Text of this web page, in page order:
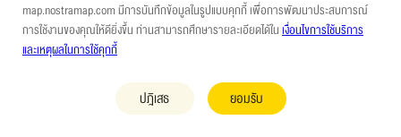
map.nostramap.com มีการบันทึกข้อมูลในรูปแบบคุกกี้ เพื่อการพัฒนาประสบการณ์
การใช้งานของคุณให้ดียิ่งขึ้น ท่านสามารถศึกษารายละเอียดได้ในเงื่อนไขการใช้บริการ
และเหตุผลในการใช้คุกกี้
ปฎิเสธ ยอมรับ